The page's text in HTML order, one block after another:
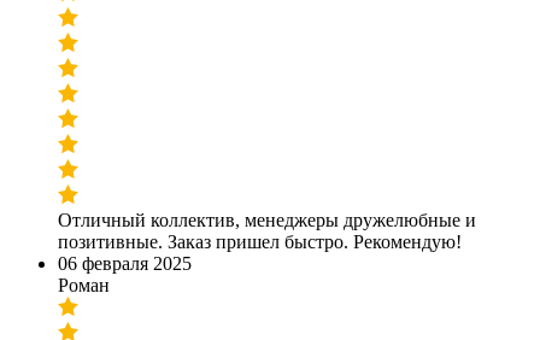
Отличный коллектив, менеджеры дружелюбные и
позитивные. Заказ пришел быстро. Рекомендую!
06 февраля 2025
Роман